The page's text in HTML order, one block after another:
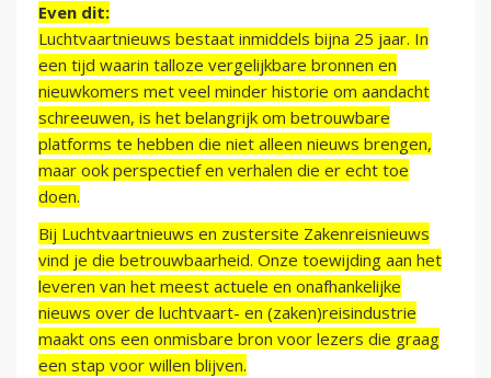
Even dit:
Luchtvaartnieuws bestaat inmiddels bijna 25 jaar. In
een tijd waarin talloze vergelijkbare bronnen en
nieuwkomers met veel minder historie om aandacht
schreeuwen, is het belangrijk om betrouwbare
platforms te hebben die niet alleen nieuws brengen,
maar ook perspectief en verhalen die er echt toe
doen.
Bij Luchtvaartnieuws en zustersite Zakenreisnieuws
vind je die betrouwbaarheid. Onze toewijding aan het
leveren van het meest actuele en onafhankelijke
nieuws over de luchtvaart- en (zaken)reisindustrie
maakt ons een onmisbare bron voor lezers die graag
een stap voor willen blijven.